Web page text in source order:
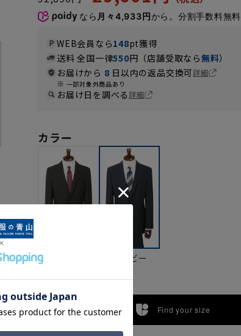
なら 月々4,933円から。分割手数料無料
WEB会員なら148pt獲得
送料 全国一律550円（店舗受取なら無料）
お届けから 8 日以内の返品交換可詳細
一部対象外商品あり
お届け日を調べる詳細
カラー
ネイビー
Find your size